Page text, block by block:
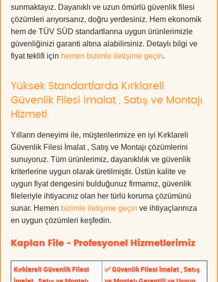
sunmaktayız. Dayanıklı ve uzun ömürlü güvenlik filesi
çözümleri arıyorsanız, doğru yerdesiniz. Hem ekonomik
hem de TÜV SÜD standartlarına uygun ürünlerimizle
güvenliğinizi garanti altına alabilirsiniz. Detaylı bilgi ve
fiyat teklifi için hemen bizimle iletişime geçin.
Yüksek Standartlarda Kırklareli
Güvenlik Filesi İmalat , Satış ve Montajı
Hizmeti
Yılların deneyimi ile, müşterilerimize en iyi Kırklareli
Güvenlik Filesi İmalat , Satış ve Montajı çözümlerini
sunuyoruz. Tüm ürünlerimiz, dayanıklılık ve güvenlik
kriterlerine uygun olarak üretilmiştir. Üstün kalite ve
uygun fiyat dengesini bulduğunuz firmamız, güvenlik
fileleriyle ihtiyacınız olan her türlü koruma çözümünü
sunar. Hemen bizimle iletişime geçin ve ihtiyaçlarınıza
en uygun çözümleri keşfedin.
Kaplan File - Profesyonel Hizmetlerimiz
Kırklareli Güvenlik Filesi
✅ Güvenlik Filesi İmalat , Satış